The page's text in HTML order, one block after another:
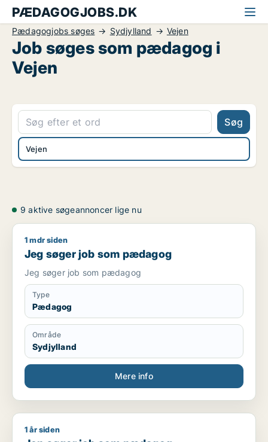
PÆDAGOGJOBS.DK
Pædagogjobs søges Sydjylland Vejen
Job søges som pædagog i
Vejen
Søg
Vejen
9 aktive søgeannoncer lige nu
Jeg søger job som pædagog
1 mdr siden
Jeg søger job som pædagog
Jeg søger job som pædagog
Type
Pædagog
Område
Sydjylland
Mere info
Jon søger job som pædagog
1 år siden